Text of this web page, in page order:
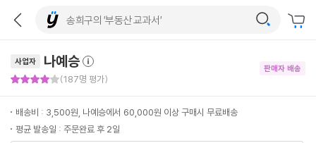
사업자 나예승
(187명 평가)
판매자 배송
배송비 : 3,500원, 나예승에서 60,000원 이상 구매시 무료배송
평균 발송일 : 주문완료 후 2일